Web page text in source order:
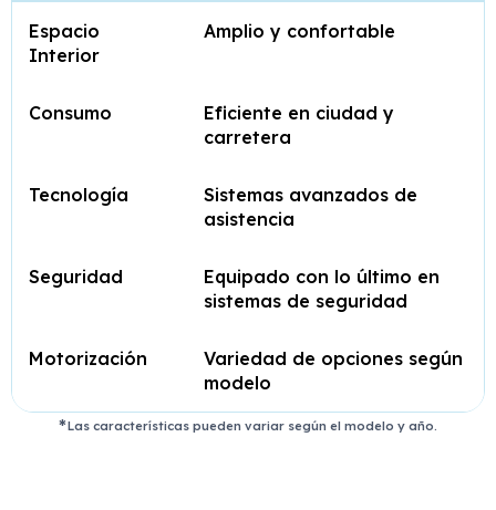
Espacio
Interior
Amplio y confortable
Consumo
Eficiente en ciudad y
carretera
Tecnología
Sistemas avanzados de
asistencia
Seguridad
Equipado con lo último en
sistemas de seguridad
Motorización
Variedad de opciones según
modelo
Las características pueden variar según el modelo y año.